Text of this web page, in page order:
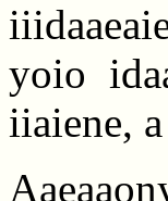
yoio
iiaiene,